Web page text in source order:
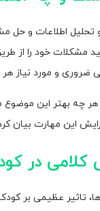
اطلاعات و حل
مشکلات خود را از
ضروری و مورد نیاز
چه بهتر این موضوع
این مهارت بیان
در
تاثیر عظیمی بر